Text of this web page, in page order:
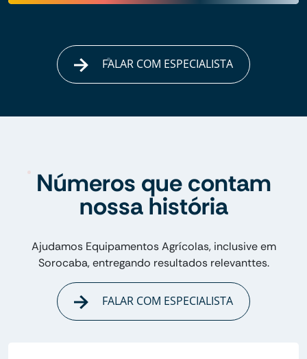
FALAR COM ESPECIALISTA
Números que contam
nossa história
Ajudamos Equipamentos Agrícolas, inclusive em
Sorocaba, entregando resultados relevanttes.
FALAR COM ESPECIALISTA